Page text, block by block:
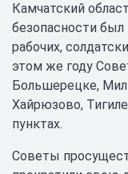
Камчатский
безопасности был
рабочих,
этом же году
Большерецке,
Хайрюзово,
пунктах.
Советы